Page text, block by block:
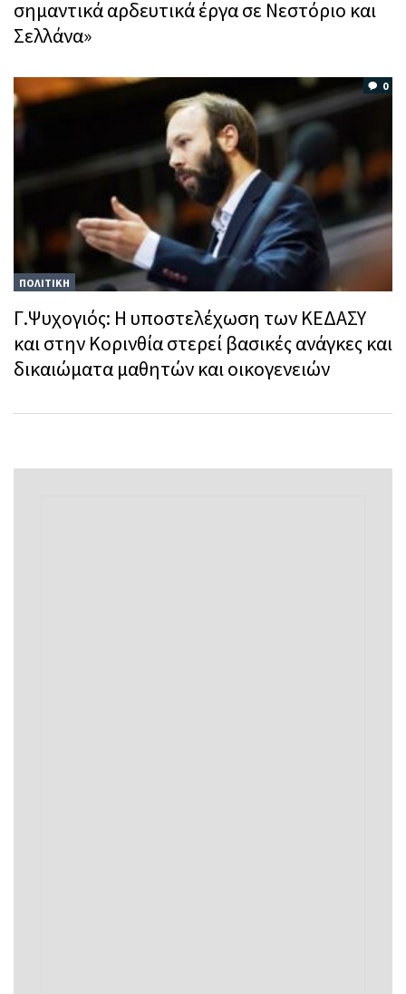
σημαντικά αρδευτικά έργα σε Νεστόριο και
Σελλάνα»
0
ΠΟΛΙΤΙΚΗ
Γ.Ψυχογιός: Η υποστελέχωση των ΚΕΔΑΣΥ
και στην Κορινθία στερεί βασικές ανάγκες και
δικαιώματα μαθητών και οικογενειών